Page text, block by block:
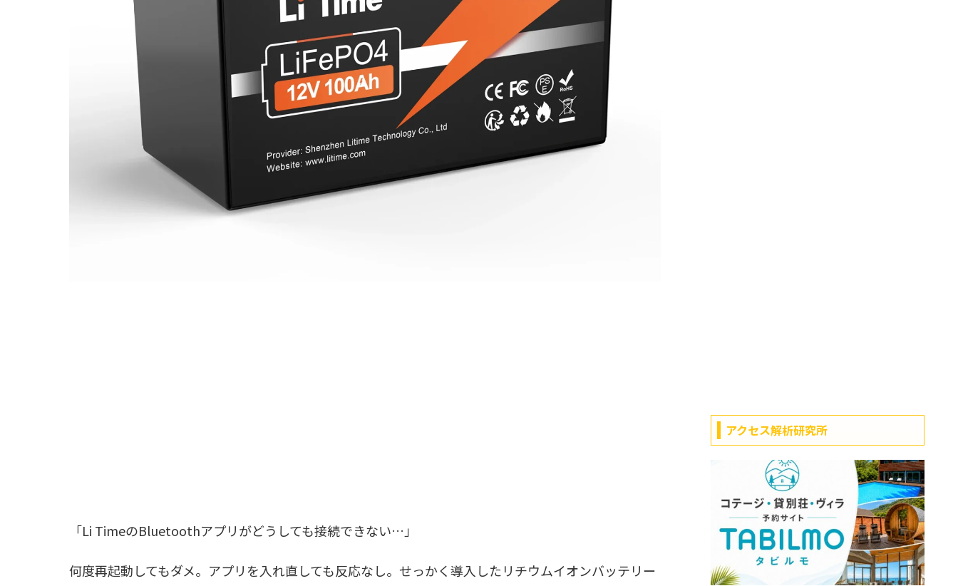
「Li TimeのBluetoothアプリがどうしても接続できない…」
何度再起動してもダメ。アプリを入れ直しても反応なし。せっかく導入したリチウムイオンバッテリー
アクセス解析研究所